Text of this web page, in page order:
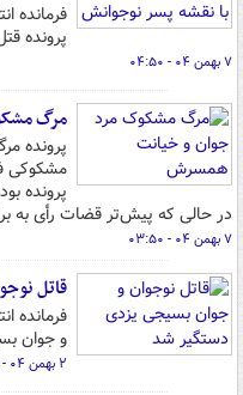
فرمانده
پرونده قتل مردی ۵۰ ساله
۷ بهمن ۰۴ - ۰۴:۵۰
مرگ
مشکوکی
پرونده
در حالی که پیش‌تر قضات رأی به
۷ بهمن ۰۴ - ۰۳:۵۰
قاتل
فرمانده
و جوان
۲ بهمن ۰۴ - ۰۷:۵۰